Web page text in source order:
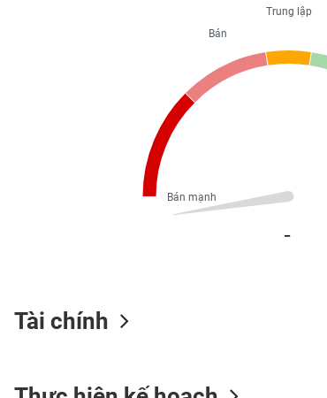
Trung lập
Bán
Bán mạnh
Tài chính
TƯ
DỮ